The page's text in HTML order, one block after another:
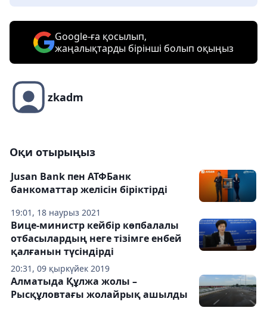
Google-ға қосылып,
жаңалықтарды бірінші болып оқыңыз
zkadm
Оқи отырыңыз
19:01, 18 наурыз 2021
Jusan Bank пен АТФБанк
банкоматтар желісін біріктірді
20:31, 09 қыркүйек 2019
Вице-министр кейбір көпбалалы
отбасылардың неге тізімге енбей
қалғанын түсіндірді
Алматыда Құлжа жолы –
Рысқұловтағы жолайрық ашылды